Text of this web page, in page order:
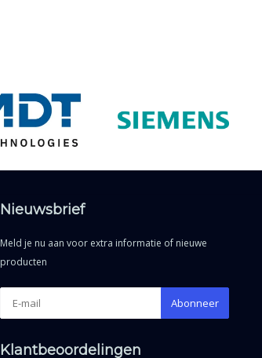
Nieuwsbrief
Meld je nu aan voor extra informatie of nieuwe
producten
Abonneer
Klantbeoordelingen